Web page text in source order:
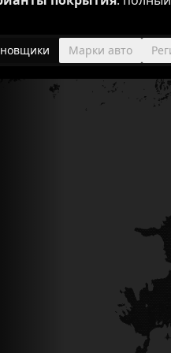
Марки авто